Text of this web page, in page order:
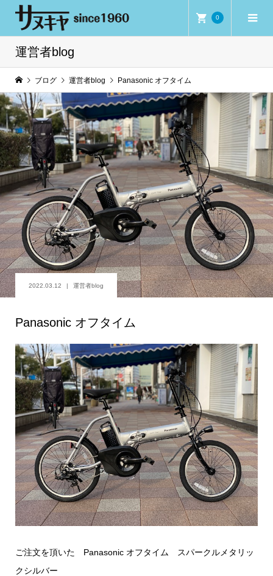
0
運営者blog
ブログ 運営者blog Panasonic オフタイム
2022.03.12 運営者blog
Panasonic オフタイム
ご注文を頂いた Panasonic オフタイム スパークルメタリッ
クシルバー